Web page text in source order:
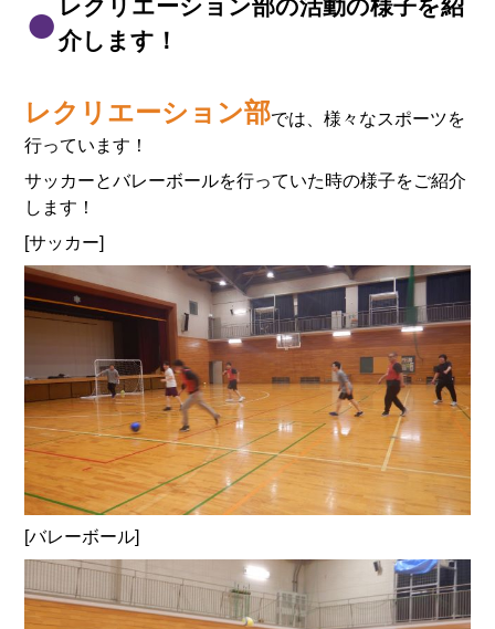
レクリエーション部の活動の様子を紹
介します！
レクリエーション部では、様々なスポーツを
行っています！
サッカーとバレーボールを行っていた時の様子をご紹介
します！
[サッカー]
[バレーボール]